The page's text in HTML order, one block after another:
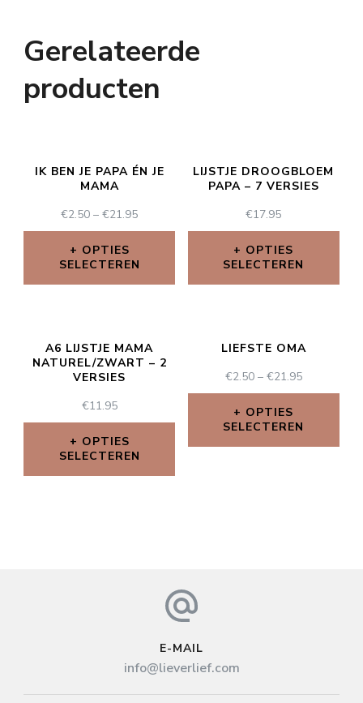
Gerelateerde
producten
IK BEN JE PAPA ÉN JE
MAMA
€2.50 –€21.95
OPTIES
SELECTEREN
LIJSTJE DROOGBLOEM
PAPA – 7 VERSIES
€17.95
OPTIES
SELECTEREN
A6 LIJSTJE MAMA
NATUREL/ZWART – 2
VERSIES
€11.95
OPTIES
SELECTEREN
LIEFSTE OMA
€2.50– €21.95
OPTIES
SELECTEREN
E-MAIL
info@lieverlief.com